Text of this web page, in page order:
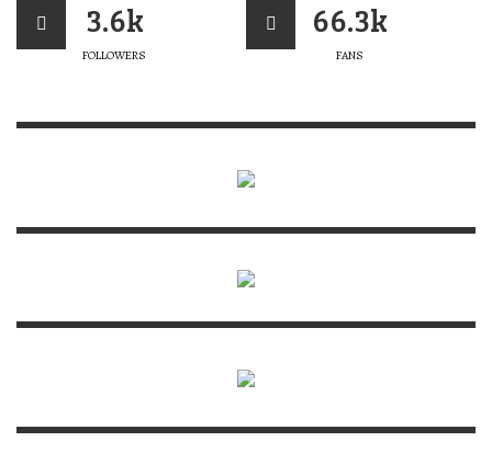
3.6k
FOLLOWERS
66.3k
FANS